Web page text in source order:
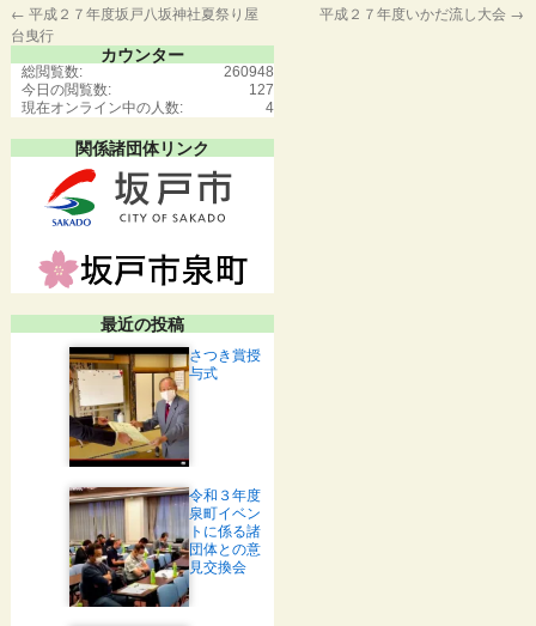
← 平成２７年度坂戸八坂神社夏祭り屋
台曳行
平成２７年度いかだ流し大会 →
カウンター
260948
総閲覧数:
127
今日の閲覧数:
4
現在オンライン中の人数:
関係諸団体リンク
最近の投稿
さつき賞授
与式
令和３年度
泉町イベン
トに係る諸
団体との意
見交換会